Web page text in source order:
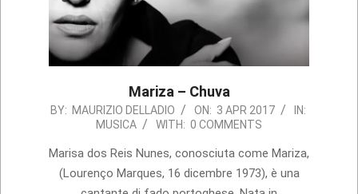
Mariza – Chuva
2017-
03
BY: MAURIZIO DELLADIO ON: 3 APR 2017
IN:
MUSICA
WITH: 0 COMMENTS
Marisa dos Reis Nunes, conosciuta come Mariza,
(Lourenço Marques, 16 dicembre 1973), è una